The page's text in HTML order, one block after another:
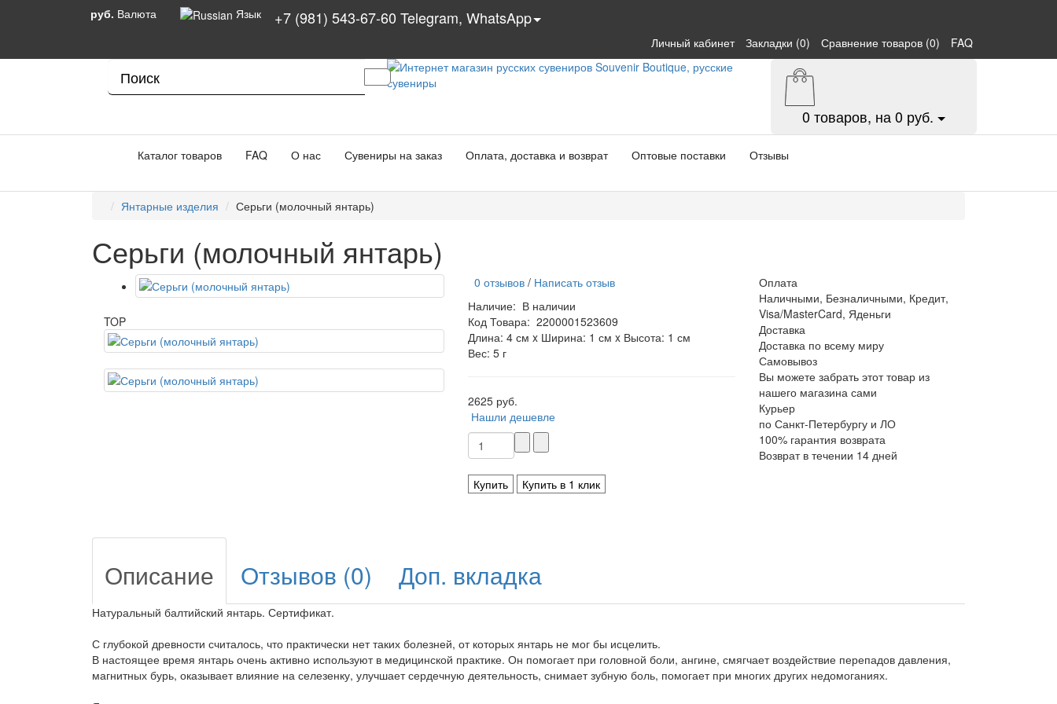
руб. Валюта Язык +7 (981) 543-67-60 Telegram, WhatsApp
Личный кабинет Закладки (0) Сравнение товаров (0) FAQ
0товаров, на 0 руб.
Каталог товаров FAQ О нас Сувениры на заказ Оплата, доставка и возврат Оптовые поставки Отзывы
Янтарные изделия Серьги (молочный янтарь)
Серьги (молочный янтарь)
TOP
0 отзывов / Написать отзыв
Наличие: В наличии
Код Товара: 2200001523609
Длина: 4 см x Ширина: 1 см x Высота: 1 см
Вес: 5 г
2625 руб.
Нашли дешевле
Купить Купить в 1 клик
Оплата
Наличными, Безналичными, Кредит,
Visa/MasterCard, Яденьги
Доставка
Доставка по всему миру
Самовывоз
Вы можете забрать этот товар из
нашего магазина сами
Курьер
по Санкт-Петербургу и ЛО
100% гарантия возврата
Возврат в течении 14 дней
Описание Отзывов (0) Доп. вкладка
Натуральный балтийский янтарь. Сертификат.
С глубокой древности считалось, что практически нет таких болезней, от которых янтарь не мог бы исцелить.
В настоящее время янтарь очень активно используют в медицинской практике. Он помогает при головной боли, ангине, смягчает воздействие перепадов давления,
магнитных бурь, оказывает влияние на селезенку, улучшает сердечную деятельность, снимает зубную боль, помогает при многих других недомоганиях.